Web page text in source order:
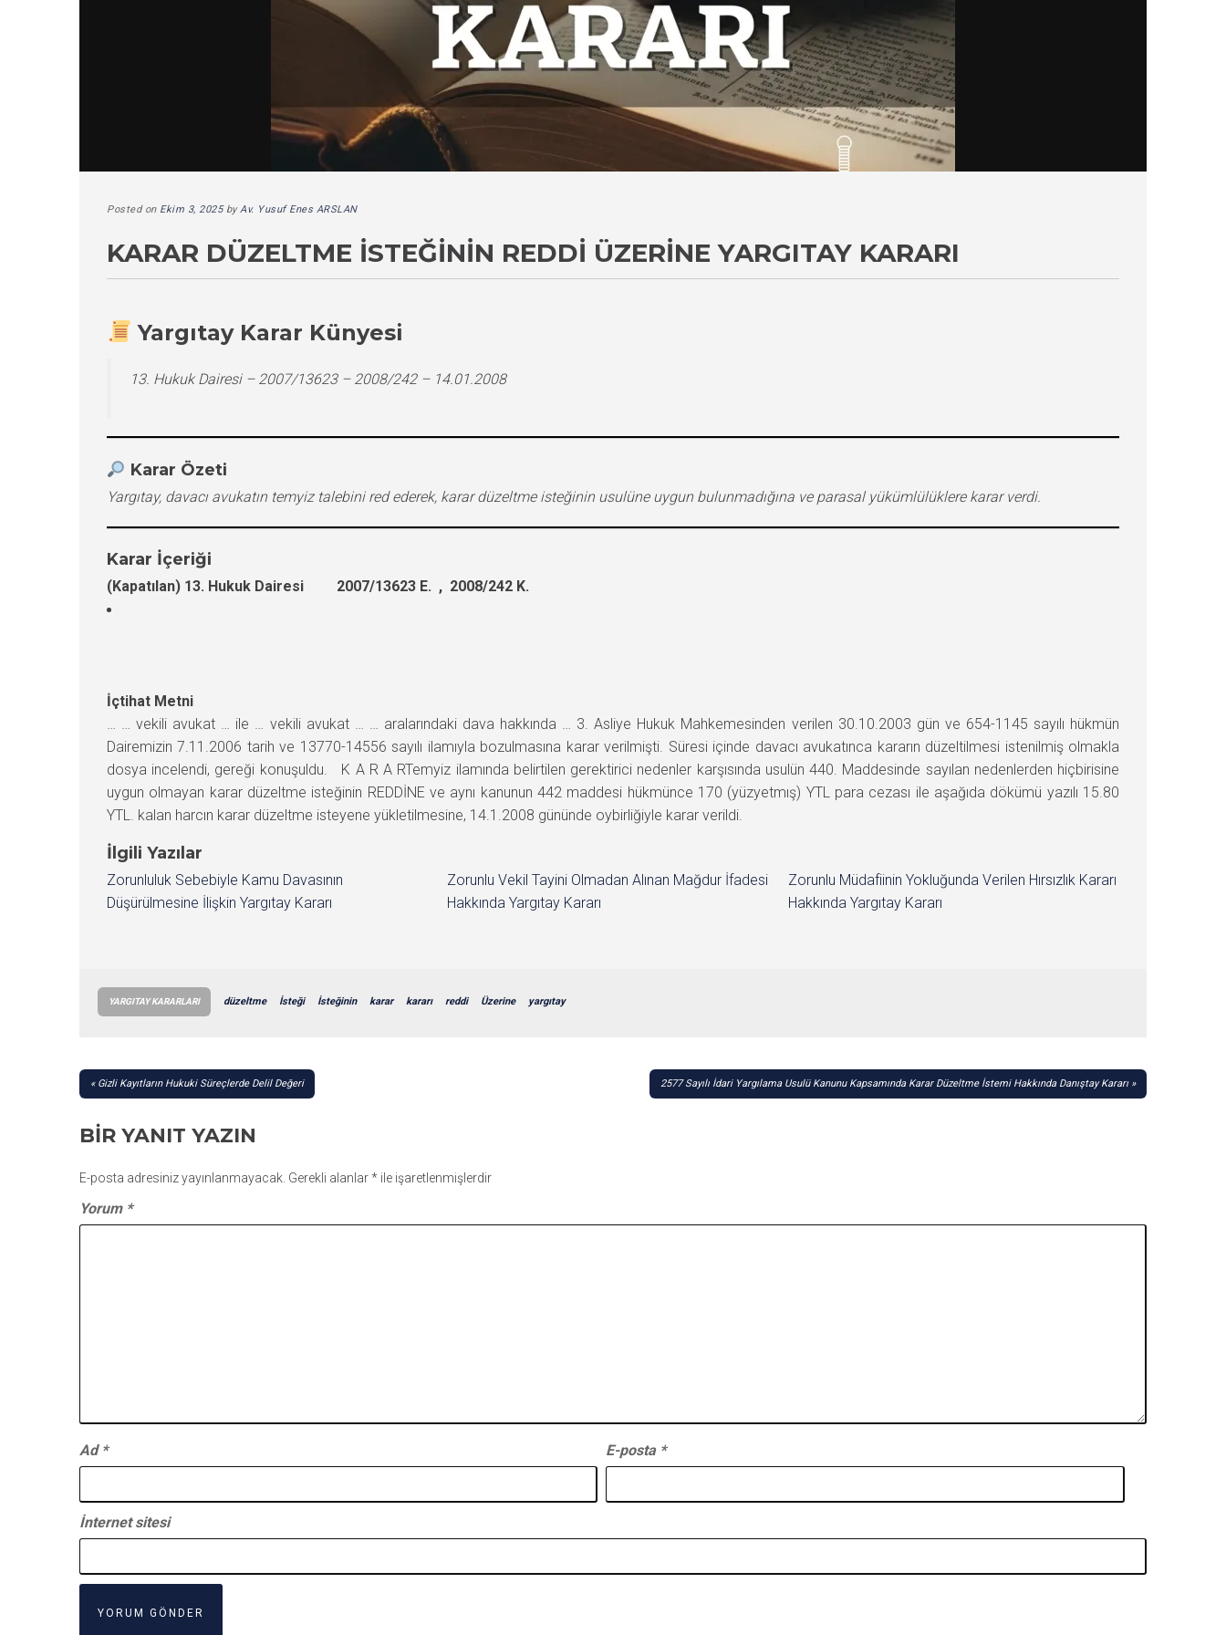
Posted on Ekim 3, 2025byAv. Yusuf Enes ARSLAN
KARAR DÜZELTME İSTEĞININ REDDI ÜZERINE YARGITAY KARARI
Yargıtay Karar Künyesi
13. Hukuk Dairesi – 2007/13623 – 2008/242 – 14.01.2008
Karar Özeti
Yargıtay, davacı avukatın temyiz talebini red ederek, karar düzeltme isteğinin usulüne uygun bulunmadığına ve parasal yükümlülüklere karar verdi.
Karar İçeriği
(Kapatılan) 13. Hukuk Dairesi 2007/13623 E. , 2008/242 K.
İçtihat Metni
… … vekili avukat … ile … vekili avukat … … aralarındaki dava hakkında … 3. Asliye Hukuk Mahkemesinden verilen 30.10.2003 gün ve 654-1145 sayılı hükmün
Dairemizin 7.11.2006 tarih ve 13770-14556 sayılı ilamıyla bozulmasına karar verilmişti. Süresi içinde davacı avukatınca kararın düzeltilmesi istenilmiş olmakla
dosya incelendi, gereği konuşuldu. K A R A RTemyiz ilamında belirtilen gerektirici nedenler karşısında usulün 440. Maddesinde sayılan nedenlerden hiçbirisine
uygun olmayan karar düzeltme isteğinin REDDİNE ve aynı kanunun 442 maddesi hükmünce 170 (yüzyetmış) YTL para cezası ile aşağıda dökümü yazılı 15.80
YTL. kalan harcın karar düzeltme isteyene yükletilmesine, 14.1.2008 gününde oybirliğiyle karar verildi.
İlgili Yazılar
Zorunluluk Sebebiyle Kamu Davasının
Düşürülmesine İlişkin Yargıtay Kararı
Zorunlu Vekil Tayini Olmadan Alınan Mağdur İfadesi
Hakkında Yargıtay Kararı
Zorunlu Müdafiinin Yokluğunda Verilen Hırsızlık Kararı
Hakkında Yargıtay Kararı
YARGITAY KARARLARI düzeltme İsteği İsteğinin karar kararı reddi Üzerine yargıtay
YAZI
Gizli Kayıtların Hukuki Süreçlerde Delil Değeri 2577 Sayılı İdari Yargılama Usulü Kanunu Kapsamında Karar Düzeltme İstemi Hakkında Danıştay Kararı
BIR YANIT YAZIN
E-posta adresiniz yayınlanmayacak. Gerekli alanlar* ile işaretlenmişlerdir
Yorum *
Ad * E-posta *
İnternet sitesi